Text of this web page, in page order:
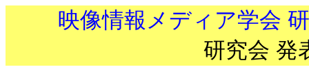
映像情報メディア学会
研究会 発